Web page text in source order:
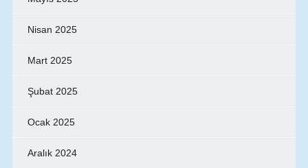
Nisan 2025
Mart 2025
Şubat 2025
Ocak 2025
Aralık 2024